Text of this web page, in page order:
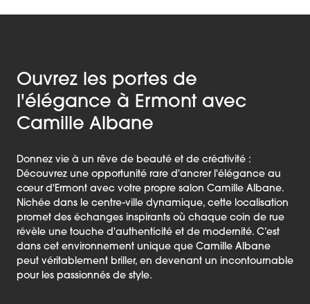
Ouvrez les portes de
l'élégance à Ermont avec
Camille Albane
Donnez vie à un rêve de beauté et de créativité :
Découvrez une opportunité rare d'ancrer l'élégance au
cœur d'Ermont avec votre propre salon Camille Albane.
Nichée dans le centre-ville dynamique, cette localisation
promet des échanges inspirants où chaque coin de rue
révèle une touche d'authenticité et de modernité. C’est
dans cet environnement unique que Camille Albane
peut véritablement briller, en devenant un incontournable
pour les passionnés de style.